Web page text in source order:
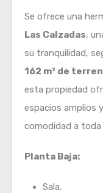
Se ofrece una
Las Calzadas,
su tranquilidad,
162 m² de
esta propiedad
espacios amplios
comodidad a toda
Planta Baja:
Sala.